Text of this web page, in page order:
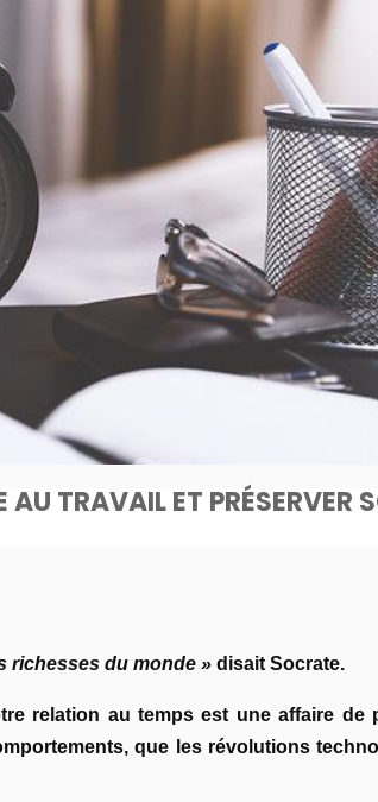
AU TRAVAIL ET PRÉSERVER
richesses du monde » disait Socrate.
relation au temps est une affaire de
que les révolutions